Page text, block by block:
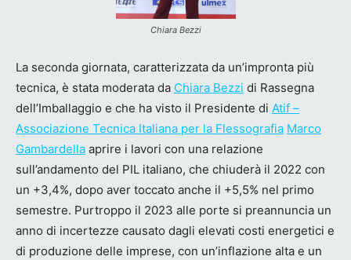
Chiara Bezzi
La seconda giornata, caratterizzata da un’impronta più
tecnica, è stata moderata da Chiara Bezzi di Rassegna
dell’Imballaggio e che ha visto il Presidente di Atif –
Associazione Tecnica Italiana per la Flessografia Marco
Gambardella aprire i lavori con una relazione
sull’andamento del PIL italiano, che chiuderà il 2022 con
un +3,4%, dopo aver toccato anche il +5,5% nel primo
semestre. Purtroppo il 2023 alle porte si preannuncia un
anno di incertezze causato dagli elevati costi energetici e
di produzione delle imprese, con un’inflazione alta e un